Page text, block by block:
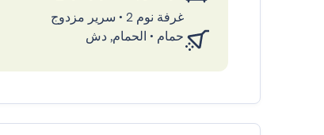
غرفة نوم 2
• سرير مزدوج
حمام • الحمام, دش